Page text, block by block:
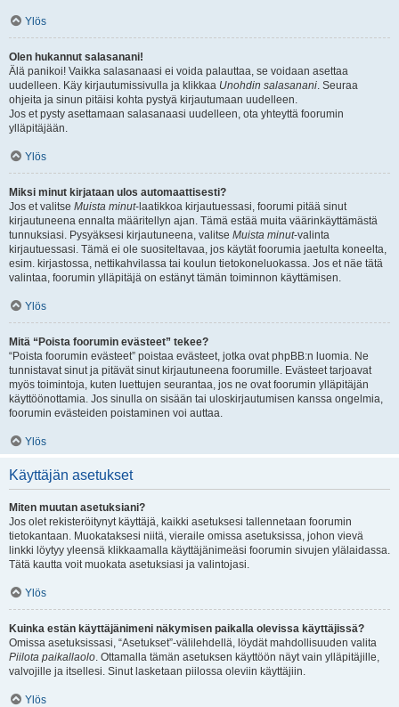
Ylös
Olen hukannut salasanani!
Älä panikoi! Vaikka salasanaasi ei voida palauttaa, se voidaan asettaa
uudelleen. Käy kirjautumissivulla ja klikkaa Unohdin salasanani. Seuraa
ohjeita ja sinun pitäisi kohta pystyä kirjautumaan uudelleen.
Jos et pysty asettamaan salasanaasi uudelleen, ota yhteyttä foorumin
ylläpitäjään.
Ylös
Miksi minut kirjataan ulos automaattisesti?
Jos et valitse Muista minut-laatikkoa kirjautuessasi, foorumi pitää sinut
kirjautuneena ennalta määritellyn ajan. Tämä estää muita väärinkäyttämästä
tunnuksiasi. Pysyäksesi kirjautuneena, valitse Muista minut-valinta
kirjautuessasi. Tämä ei ole suositeltavaa, jos käytät foorumia jaetulta koneelta,
esim. kirjastossa, nettikahvilassa tai koulun tietokoneluokassa. Jos et näe tätä
valintaa, foorumin ylläpitäjä on estänyt tämän toiminnon käyttämisen.
Ylös
Mitä “Poista foorumin evästeet” tekee?
“Poista foorumin evästeet” poistaa evästeet, jotka ovat phpBB:n luomia. Ne
tunnistavat sinut ja pitävät sinut kirjautuneena foorumille. Evästeet tarjoavat
myös toimintoja, kuten luettujen seurantaa, jos ne ovat foorumin ylläpitäjän
käyttöönottamia. Jos sinulla on sisään tai uloskirjautumisen kanssa ongelmia,
foorumin evästeiden poistaminen voi auttaa.
Ylös
Käyttäjän asetukset
Miten muutan asetuksiani?
Jos olet rekisteröitynyt käyttäjä, kaikki asetuksesi tallennetaan foorumin
tietokantaan. Muokataksesi niitä, vieraile omissa asetuksissa, johon vievä
linkki löytyy yleensä klikkaamalla käyttäjänimeäsi foorumin sivujen ylälaidassa.
Tätä kautta voit muokata asetuksiasi ja valintojasi.
Ylös
Kuinka estän käyttäjänimeni näkymisen paikalla olevissa käyttäjissä?
Omissa asetuksissasi, “Asetukset”-välilehdellä, löydät mahdollisuuden valita
Piilota paikallaolo. Ottamalla tämän asetuksen käyttöön näyt vain ylläpitäjille,
valvojille ja itsellesi. Sinut lasketaan piilossa oleviin käyttäjiin.
Ylös